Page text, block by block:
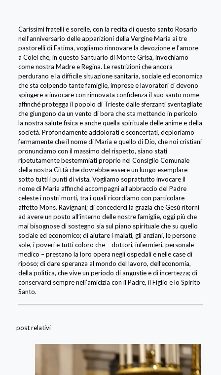
Carissimi fratelli e sorelle, con la recita di questo santo Rosario
nell’anniversario delle apparizioni della Vergine Maria ai tre
pastorelli di Fatima, vogliamo rinnovare la devozione e l’amore
a Colei che, in questo Santuario di Monte Grisa, invochiamo
come nostra Madre e Regina. Le restrizioni che ancora
perdurano e la difficile situazione sanitaria, sociale ed economica
che sta colpendo tante famiglie, imprese e lavoratori ci devono
spingere a invocare con rinnovata confidenza il suo santo nome
affinché protegga il popolo di Trieste dalle sferzanti sventagliate
che giungono da un vento di bora che sta mettendo in pericolo
la nostra salute fisica e anche quella spirituale delle anime e della
società. Profondamente addolorati e sconcertati, deploriamo
fermamente che il nome di Maria e quello di Dio, che noi cristiani
pronunciamo con il massimo del rispetto, siano stati
ripetutamente bestemmiati proprio nel Consiglio Comunale
della nostra Città che dovrebbe essere un luogo esemplare
sotto tutti i punti di vista. Vogliamo soprattutto invocare il
nome di Maria affinché accompagni all’abbraccio del Padre
celeste i nostri morti, tra i quali ricordiamo con particolare
affetto Mons. Ravignani; di concederci la grazia che Gesù ritorni
ad avere un posto all’interno delle nostre famiglie, oggi più che
mai bisognose di sostegno sia sul piano spirituale che su quello
sociale ed economico; di aiutare i malati, gli anziani, le persone
sole, i poveri e tutti coloro che – dottori, infermieri, personale
medico – prestano la loro opera negli ospedali e nelle case di
riposo; di dare speranza al mondo del lavoro, dell’economia,
della politica, che vive un periodo di angustie e di incertezza; di
conservarci sempre nell’amicizia con il Padre, il Figlio e lo Spirito
Santo.
post relativi